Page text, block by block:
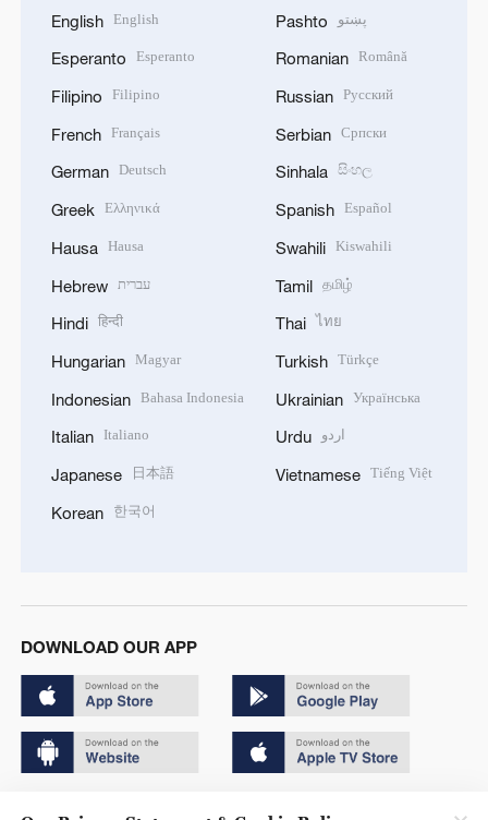
English English
Esperanto Esperanto
Filipino Filipino
French Français
German Deutsch
Greek Ελληνικά
Hausa Hausa
Hebrew עברית
Hindi हिन्दी
Hungarian Magyar
Indonesian Bahasa Indonesia
Italian Italiano
Japanese 日本語
Korean 한국어
Pashto پښتو
Romanian Română
Russian Русский
Serbian Српски
Sinhala සිංහල
Spanish Español
Swahili Kiswahili
Tamil தமிழ்
Thai ไทย
Turkish Türkçe
Ukrainian Українська
Urdu اردو
Vietnamese Tiếng Việt
DOWNLOAD OUR APP